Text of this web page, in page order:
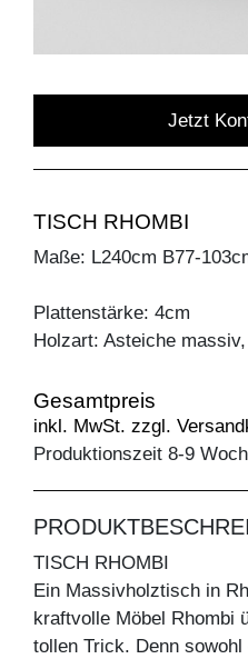
Jetzt
TISCH RHOMBI
Maße: L240cm B77-
Plattenstärke: 4cm
Holzart: Asteiche
Gesamtpreis
inkl. MwSt. zzgl.
Produktionszeit 8-9
TISCH RHOMBI
Ein Massivholztisch in
kraftvolle Möbel Rhombi
tollen Trick. Denn